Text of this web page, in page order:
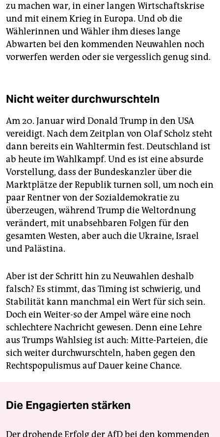
zu machen war, in einer langen Wirtschaftskrise
und mit einem Krieg in Europa. Und ob die
Wählerinnen und Wähler ihm dieses lange
Abwarten bei den kommenden Neuwahlen noch
vorwerfen werden oder sie vergesslich genug sind.
Nicht weiter durchwurschteln
Am 20. Januar wird Donald Trump in den USA
vereidigt. Nach dem Zeitplan von Olaf Scholz steht
dann bereits ein Wahltermin fest. Deutschland ist
ab heute im Wahlkampf. Und es ist eine absurde
Vorstellung, dass der Bundeskanzler über die
Marktplätze der Republik turnen soll, um noch ein
paar Rentner von der Sozialdemokratie zu
überzeugen, während Trump die Weltordnung
verändert, mit unabsehbaren Folgen für den
gesamten Westen, aber auch die Ukraine, Israel
und Palästina.
Aber ist der Schritt hin zu Neuwahlen deshalb
falsch? Es stimmt, das Timing ist schwierig, und
Stabilität kann manchmal ein Wert für sich sein.
Doch ein Weiter-so der Ampel wäre eine noch
schlechtere Nachricht gewesen. Denn eine Lehre
aus Trumps Wahlsieg ist auch: Mitte-Parteien, die
sich weiter durchwurschteln, haben gegen den
Rechtspopulismus auf Dauer keine Chance.
Die Engagierten stärken
Der drohende Erfolg der AfD bei den kommenden